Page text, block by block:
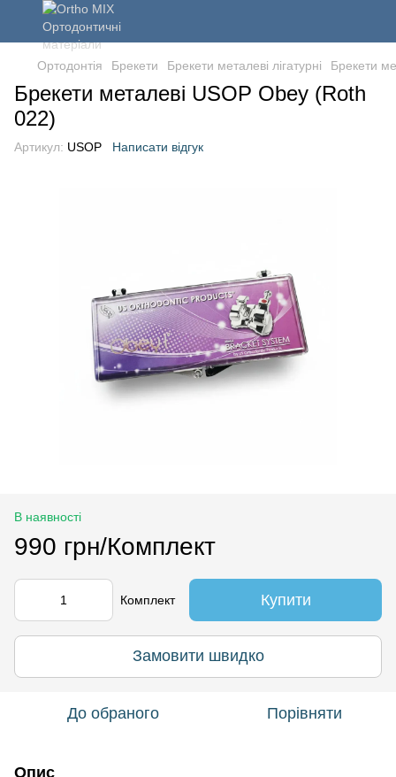
Ортодонтія Брекети Брекети металеві лігатурні Брекети
Брекети металеві USOP Obey (Roth
022)
Артикул: USOP Написати відгук
В наявності
990 грн/Комплект
Комплект Купити
Замовити швидко
До обраного Порівняти
Опис